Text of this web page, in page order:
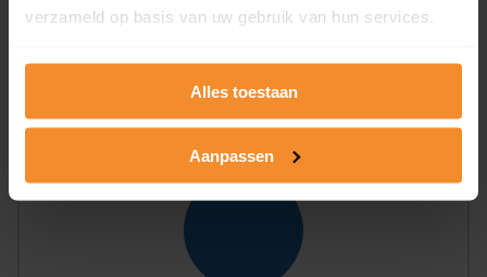
verzameld op basis van uw gebruik van hun services.
Alles toestaan
Aanpassen